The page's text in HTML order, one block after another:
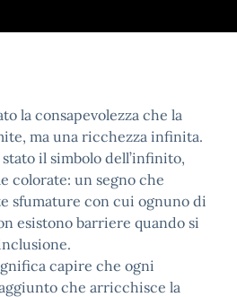
la consapevolezza che la
ma una ricchezza infinita.
il simbolo dell’infinito,
colorate: un segno che
sfumature con cui ognuno di
esistono barriere quando si
capire che ogni
che arricchisce la